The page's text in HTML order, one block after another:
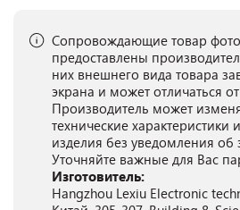
Сопровождающие товар
предоставлены
них внешнего вида товара
экрана и может отличаться
Производитель может
технические
изделия без уведомления об
Уточняйте важные для Вас
Изготовитель:
Hangzhou Lexiu Electronic